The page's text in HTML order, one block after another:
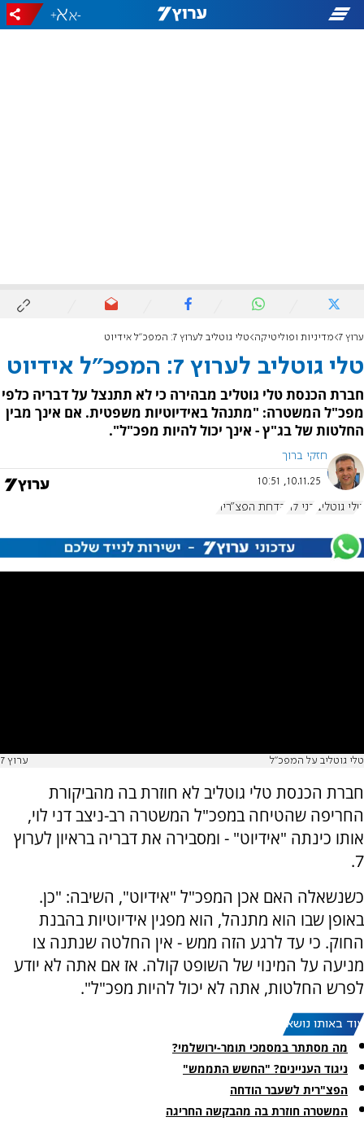
-
+
ערוץ 7 מדיניות ופוליטיקה טלי גוטליב לערוץ 7: המפכ"ל אידיוט
טלי גוטליב לערוץ 7: המפכ"ל אידיוט
חברת הכנסת טלי גוטליב מבהירה כי לא תתנצל על דבריה כלפי
מפכ"ל המשטרה: "מתנהל באידיוטיות משפטית. אם אינך מבין
החלטות של בג"ץ - אינך יכול להיות מפכ"ל".
חזקי ברוך
10.11.25, 10:51
טלי גוטליב דני לוי הדחת הפצ"רית
טלי גוטליב על המפכ"ל ערוץ 7
חברת הכנסת טלי גוטליב לא חוזרת בה מהביקורת
החריפה שהטיחה במפכ"ל המשטרה רב-ניצב דני לוי,
אותו כינתה "אידיוט" - ומסבירה את דבריה בראיון לערוץ
7.
כשנשאלה האם אכן המפכ"ל "אידיוט", השיבה: "כן.
באופן שבו הוא מתנהל, הוא מפגין אידיוטיות בהבנת
החוק. כי עד לרגע הזה ממש - אין החלטה שנתנה צו
מניעה על המינוי של השופט קולה. אז אם אתה לא יודע
לפרש החלטות, אתה לא יכול להיות מפכ"ל".
עוד באותו נושא:
מה מסתתר במסמכי תומר-ירושלמי?
ניגוד העניינים? "החשש התממש"
הפצ"רית לשעבר הודחה
המשטרה חוזרת בה מהבקשה החריגה